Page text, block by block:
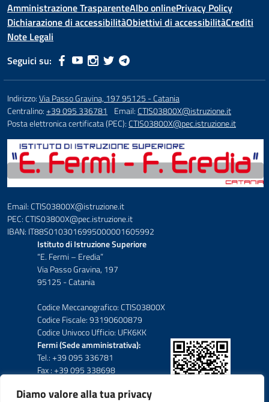
Diamo valore alla tua privacy
Amministrazione TrasparenteAlbo onlinePrivacy Policy
Dichiarazione di accessibilitàObiettivi di accessibilitàCrediti
Note Legali
Seguici su:
Indirizzo:Via Passo Gravina, 197 95125 - Catania
Centralino:+39 095 336781 Email:CTIS03800X@istruzione.it
Posta elettronica certificata (PEC):CTIS03800X@pec.istruzione.it
Email: CTIS03800X@istruzione.it
PEC: CTIS03800X@pec.istruzione.it
IBAN: IT88S0103016995000001605992
Istituto di Istruzione Superiore
“E. Fermi – Eredia”
Via Passo Gravina, 197
95125 - Catania
Codice Meccanografico: CTIS03800X
Codice Fiscale: 93190600879
Codice Univoco Ufficio: UFK6KK
Fermi (Sede amministrativa):
Tel.: +39 095 336781
Fax : +39 095 338698
Eredia-Deodato: